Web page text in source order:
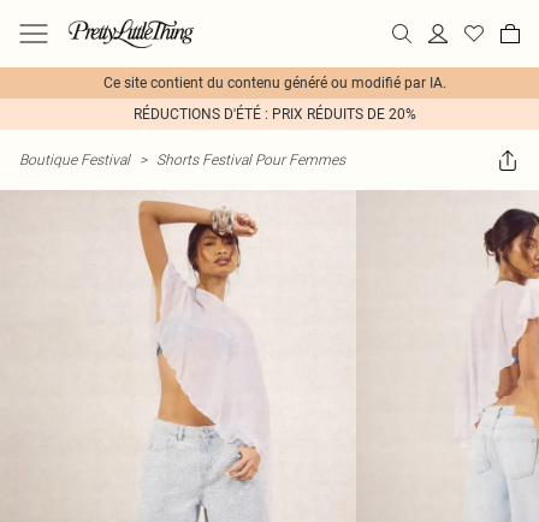
Ce site contient du contenu généré ou modifié par IA.
RÉDUCTIONS D'ÉTÉ : PRIX RÉDUITS DE 20%
Boutique Festival > Shorts Festival Pour Femmes